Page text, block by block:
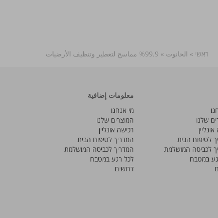
ראשי » الحانوت » 99.9% مماسح لتعطير وتنظيف الأرضيات
שלנו
לטיפוח הבית
לכביסה המושלמת
במטבח
معلومات إضافية
מי אנחנו
המוצרים שלנו
רכישה אונליין
המדריך לטיפוח הבית
המדריך לכביסה המושלמת
לכל רגע במטבח
דרושים